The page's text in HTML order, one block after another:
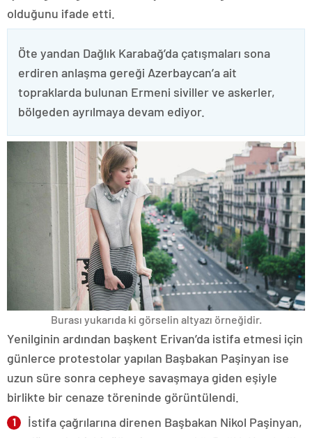
olduğunu ifade etti.
Öte yandan Dağlık Karabağ’da çatışmaları sona
erdiren anlaşma gereği Azerbaycan’a ait
topraklarda bulunan Ermeni siviller ve askerler,
bölgeden ayrılmaya devam ediyor.
Burası yukarıda ki görselin altyazı örneğidir.
Yenilginin ardından başkent Erivan’da istifa etmesi için
günlerce protestolar yapılan Başbakan Paşinyan ise
uzun süre sonra cepheye savaşmaya giden eşiyle
birlikte bir cenaze töreninde görüntülendi.
İstifa çağrılarına direnen Başbakan Nikol Paşinyan,